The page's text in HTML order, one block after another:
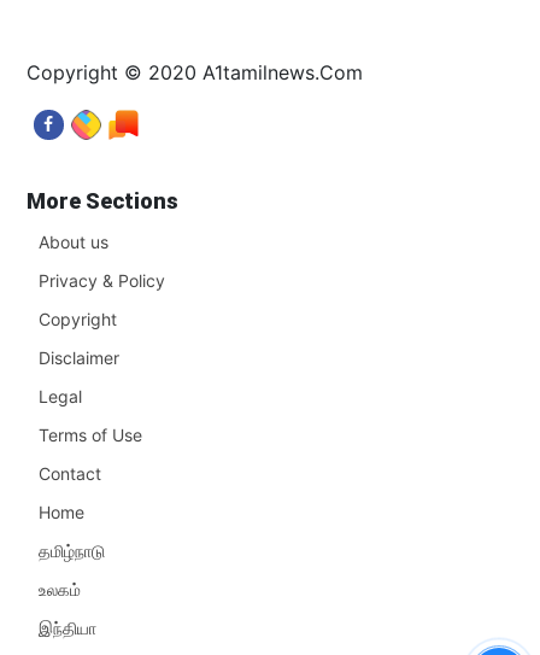
Copyright © 2020 A1tamilnews.Com
More Sections
About us
Privacy & Policy
Copyright
Disclaimer
Legal
Terms of Use
Contact
Home
தமிழ்நாடு
உலகம்
இந்தியா